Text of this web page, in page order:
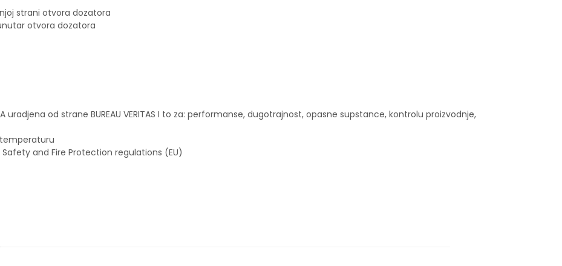
strani otvora dozatora
otvora dozatora
uradjena od strane BUREAU VERITAS I to za: performanse, dugotrajnost, opasne supstance, kontrolu proizvodnje,
and Fire Protection regulations (EU)